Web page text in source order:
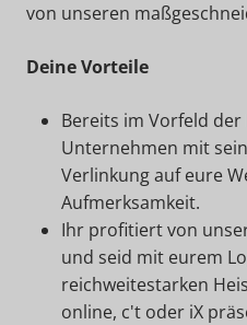
von unseren
Deine Vorteile
Bereits im Vorfeld
Unternehmen mit
Verlinkung auf eure
Aufmerksamkeit.
Ihr profitiert von
und seid mit eurem
reichweitestarken
online, c't oder iX